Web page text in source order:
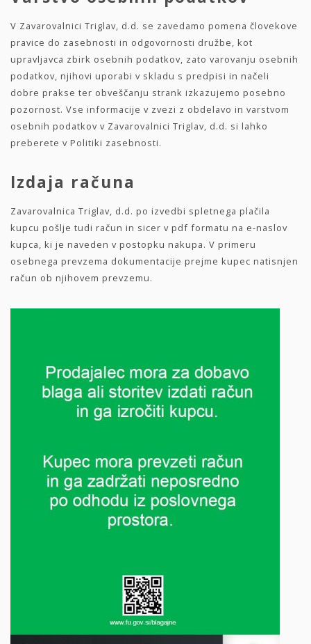
V Zavarovalnici Triglav, d.d. se zavedamo pomena človekove
pravice do zasebnosti in odgovornosti družbe, kot
upravljavca zbirk osebnih podatkov, zato varovanju osebnih
podatkov, njihovi uporabi v skladu s predpisi in načeli
dobre prakse ter obveščanju strank izkazujemo posebno
pozornost. Vse informacije v zvezi z obdelavo in varstvom
osebnih podatkov v Zavarovalnici Triglav, d.d. si lahko
preberete v Politiki zasebnosti.
Izdaja računa
Zavarovalnica Triglav, d.d. po izvedbi spletnega plačila
kupcu pošlje tudi račun in sicer v pdf formatu na e-naslov
kupca, ki je naveden v postopku nakupa. V primeru
osebnega prevzema dokumentacije prejme kupec natisnjen
račun ob njihovem prevzemu.